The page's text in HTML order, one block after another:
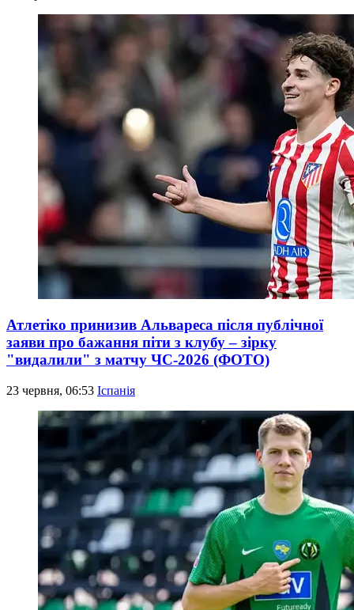
Атлетіко принизив Альвареса після публічної
заяви про бажання піти з клубу – зірку
"видалили" з матчу ЧС-2026 (ФОТО)
23 червня, 06:53 Іспанія